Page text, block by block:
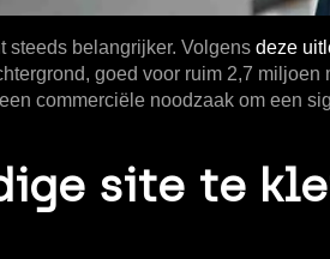
steeds belangrijker. Volgens deze
goed voor ruim 2,7 miljoen
commerciële noodzaak om een
site te